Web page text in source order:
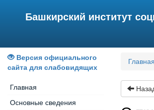
Башкирский институт
Версия официального
сайта для слабовидящих
Главная
Основные сведения
Главная